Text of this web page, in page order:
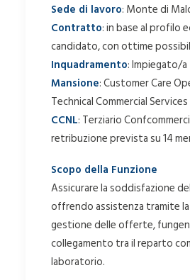
Sede di lavoro: Monte di
Contratto: in base al profilo
candidato, con ottime
Inquadramento: Impiegato/a
Mansione: Customer Care
Technical Commercial Services
CCNL: Terziario
retribuzione prevista su 14
Scopo della Funzione
Assicurare la soddisfazione
offrendo assistenza tramite
gestione delle offerte,
collegamento tra il reparto
laboratorio.